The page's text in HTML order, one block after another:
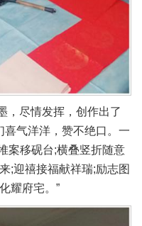
尽情发挥，创作出了
气洋洋，赞不绝口。一
案移砚台;横叠竖折随意
;迎禧接福献祥瑞;励志图
耀府宅。”